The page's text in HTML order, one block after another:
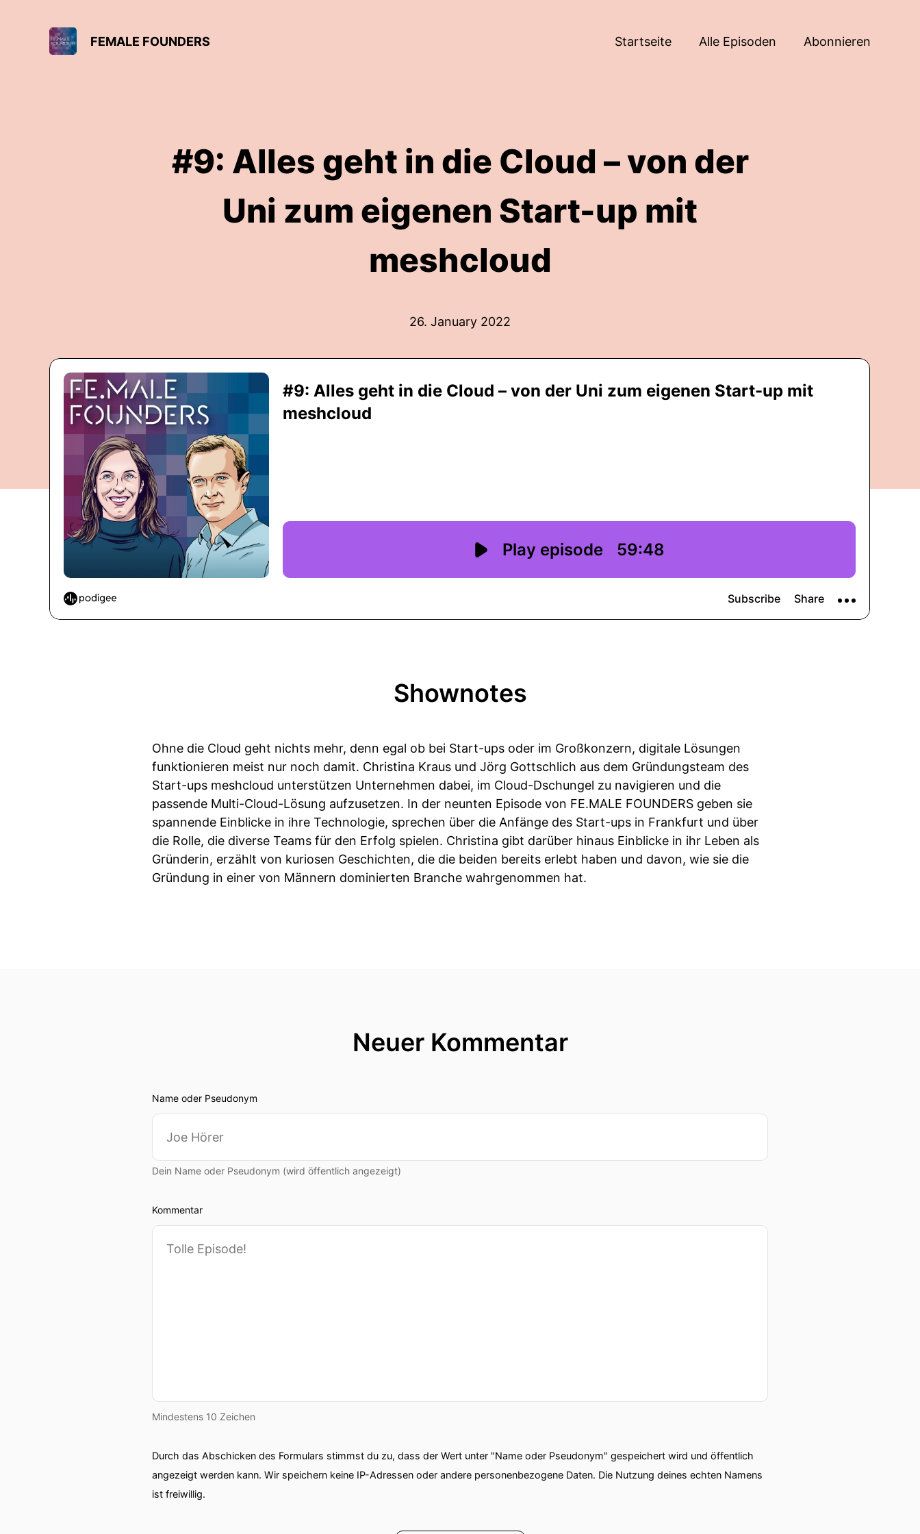
FEMALE FOUNDERS Startseite Alle Episoden Abonnieren
#9: Alles geht in die Cloud – von der
Uni zum eigenen Start-up mit
meshcloud
26. January 2022
Shownotes
Ohne die Cloud geht nichts mehr, denn egal ob bei Start-ups oder im Großkonzern, digitale Lösungen
funktionieren meist nur noch damit. Christina Kraus und Jörg Gottschlich aus dem Gründungsteam des
Start-ups meshcloud unterstützen Unternehmen dabei, im Cloud-Dschungel zu navigieren und die
passende Multi-Cloud-Lösung aufzusetzen. In der neunten Episode von FE.MALE FOUNDERS geben sie
spannende Einblicke in ihre Technologie, sprechen über die Anfänge des Start-ups in Frankfurt und über
die Rolle, die diverse Teams für den Erfolg spielen. Christina gibt darüber hinaus Einblicke in ihr Leben als
Gründerin, erzählt von kuriosen Geschichten, die die beiden bereits erlebt haben und davon, wie sie die
Gründung in einer von Männern dominierten Branche wahrgenommen hat.
Neuer Kommentar
Name oder Pseudonym
Dein Name oder Pseudonym (wird öffentlich angezeigt)
Kommentar
Mindestens 10 Zeichen
Durch das Abschicken des Formulars stimmst du zu, dass der Wert unter "Name oder Pseudonym" gespeichert wird und öffentlich
angezeigt werden kann. Wir speichern keine IP-Adressen oder andere personenbezogene Daten. Die Nutzung deines echten Namens
ist freiwillig.